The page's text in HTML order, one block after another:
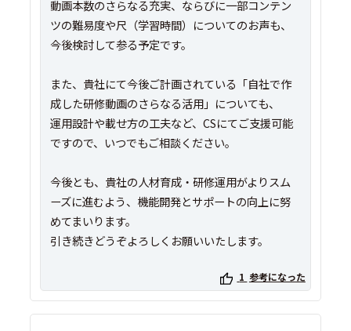
動画本数のさらなる充実、ならびに一部コンテン
ツの難易度や尺（学習時間）についてのお声も、
今後検討して参る予定です。
また、貴社にて今後ご計画されている「自社で作
成した研修動画のさらなる活用」についても、
運用設計や載せ方の工夫など、CSにてご支援可能
ですので、いつでもご相談ください。
今後とも、貴社の人材育成・研修運用がよりスム
ーズに進むよう、機能開発とサポートの向上に努
めてまいります。
引き続きどうぞよろしくお願いいたします。
1 参考になった